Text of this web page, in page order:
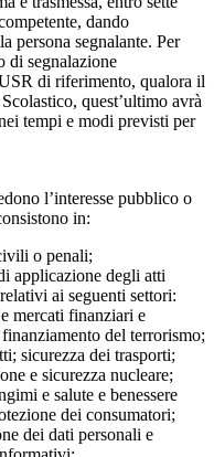
dando
persona segnalante. Per
di segnalazione
di riferimento, qualora il
quest’ultimo avrà
tempi e modi previsti per
l’interesse pubblico o
in:
o penali;
applicazione degli atti
ai seguenti settori:
mercati finanziari e
del terrorismo;
sicurezza dei trasporti;
e sicurezza nucleare;
e salute e benessere
dei consumatori;
dei dati personali e